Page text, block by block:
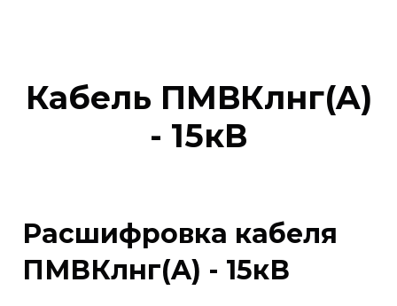
Кабель ПМВКлнг(A)
- 15кВ
Расшифровка кабеля
ПМВКлнг(A) - 15кВ